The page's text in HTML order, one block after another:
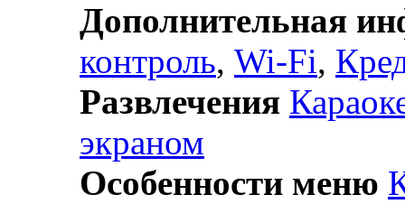
Дополнительная
контроль, Wi-Fi,
Развлечения
экраном
Особенности меню